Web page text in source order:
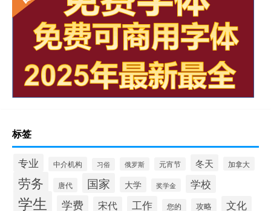
标签
专业 中介机构 习俗 俄罗斯 元宵节 冬天 加拿大
劳务 唐代 国家 大学 奖学金 学校
学生 学费 宋代 工作 您的 攻略 文化